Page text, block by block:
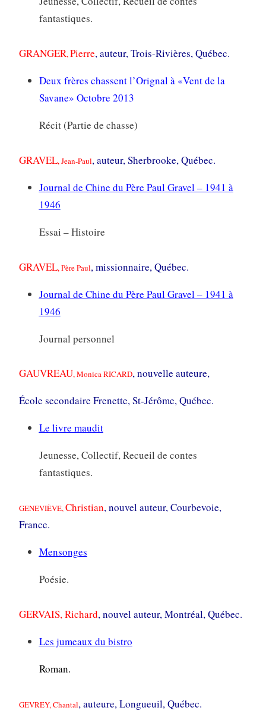
fantastiques.
GRANGER,Pierre, auteur, Trois-Rivières, Québec.
Deux frères chassent l’Orignal à «Vent de la
Savane» Octobre 2013
Récit (Partie de chasse)
GRAVEL, Jean-Paul, auteur, Sherbrooke, Québec.
Journal de Chine du Père Paul Gravel – 1941 à
1946
Essai – Histoire
GRAVEL, Père Paul, missionnaire, Québec.
Journal de Chine du Père Paul Gravel – 1941 à
1946
Journal personnel
GAUVREAU, Monica RICARD, nouvelle auteure,
École secondaire Frenette, St-Jérôme, Québec.
Le livre maudit
Jeunesse, Collectif, Recueil de contes
fantastiques.
GENEVIÈVE,Christian, nouvel auteur, Courbevoie,
France.
Mensonges
Poésie.
GERVAIS, Richard, nouvel auteur, Montréal, Québec.
Les jumeaux du bistro
Roman.
GEVREY, Chantal, auteure, Longueuil, Québec.